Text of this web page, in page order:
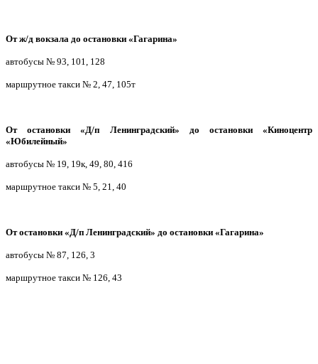
От ж/д вокзала до остановки «Гагарина»
автобусы № 93, 101, 128
маршрутное такси № 2, 47, 105т
От остановки «Д/п Ленинградский» до остановки «Киноцентр
«Юбилейный»
автобусы № 19, 19к, 49, 80, 416
маршрутное такси № 5, 21, 40
От остановки «Д/п Ленинградский» до остановки «Гагарина»
автобусы № 87, 126, 3
маршрутное такси № 126, 43